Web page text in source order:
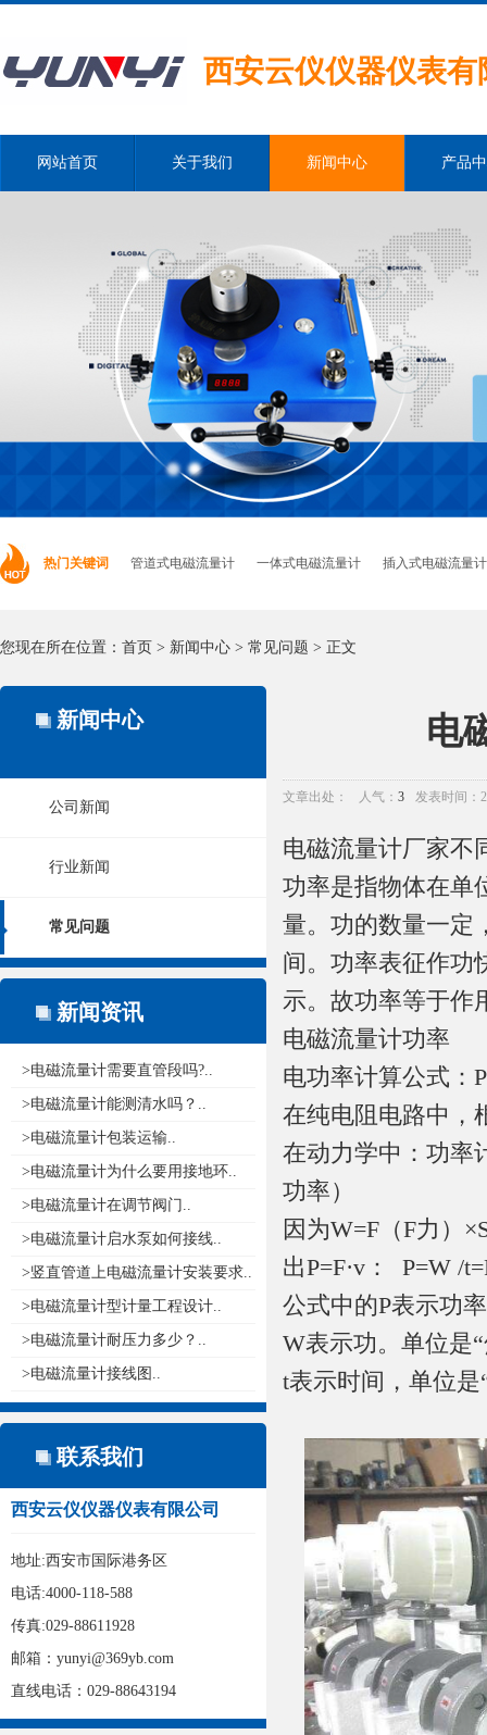
西安云仪仪器仪表有
网站首页 关于我们 新闻中心 产品
热门关键词 管道式电磁流量计 一体式电磁流量计 插入式电磁流量计
您现在所在位置： 首页 > 新闻中心 > 常见问题 > 正文
新闻中心
公司新闻
行业新闻
常见问题
新闻资讯
>电磁流量计需要直管段吗?..
>电磁流量计能测清水吗？..
>电磁流量计包装运输..
>电磁流量计为什么要用接地环..
>电磁流量计在调节阀门..
>电磁流量计启水泵如何接线..
>竖直管道上电磁流量计安装要求..
>电磁流量计型计量工程设计..
>电磁流量计耐压力多少？..
>电磁流量计接线图..
联系我们
西安云仪仪器仪表有限公司
地址:西安市国际港务区
电话:4000-118-588
传真:029-88611928
邮箱：yunyi@369yb.com
直线电话：029-88643194
电
文章出处： 人气： 3 发表时间：
电磁流量计厂家不
功率是指物体在单
量。功的数量一定
间。功率表征作功
示。故功率等于作
电磁流量计功率
电功率计算公式：
在纯电阻电路中，
在动力学中：功率
功率）
因为W=F（F力）
出P=F·v： P=W /
公式中的P表示功
W表示功。单位是
t表示时间，单位